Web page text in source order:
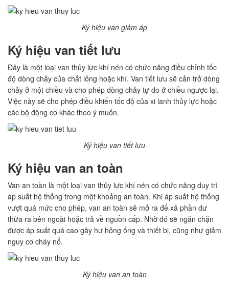
Ký hiệu van giảm áp
Ký hiệu van tiết lưu
Đây là một loại van thủy lực khí nén có chức năng điều chỉnh tốc
độ dòng chảy của chất lỏng hoặc khí. Van tiết lưu sẽ cản trở dòng
chảy ở một chiều và cho phép dòng chảy tự do ở chiều ngược lại.
Việc này sẽ cho phép điều khiển tốc độ của xi lanh thủy lực hoặc
các bộ động cơ khác theo ý muốn.
Ký hiệu van tiết lưu
Ký hiệu van an toàn
Van an toàn là một loại van thủy lực khí nén có chức năng duy trì
áp suất hệ thống trong một khoảng an toàn. Khi áp suất hệ thống
vượt quá mức cho phép, van an toàn sẽ mở ra để xả phần dư
thừa ra bên ngoài hoặc trả về nguồn cấp. Nhờ đó sẽ ngăn chặn
được áp suất quá cao gây hư hỏng ống và thiết bị, cũng như giảm
nguy cơ cháy nổ.
Ký hiệu van an toàn